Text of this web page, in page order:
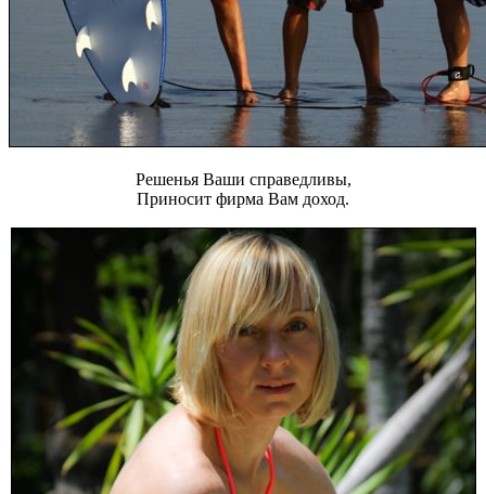
Решенья Ваши справедливы,
Приносит фирма Вам доход.